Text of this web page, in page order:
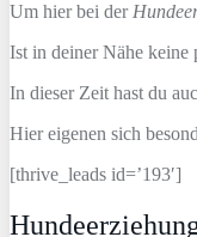
Um hier bei der
Ist in deiner Nähe keine
In dieser Zeit hast du
Hier eigenen sich
[thrive_leads id=’193′]